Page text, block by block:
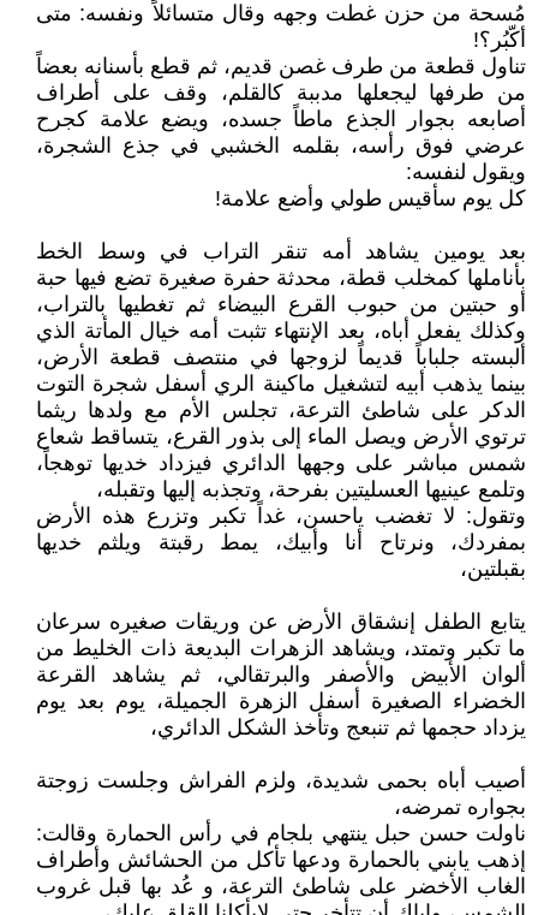
مُسحة من حزن غطت وجهه وقال متسائلاً ونفسه: متى
أكّبُر؟!
تناول قطعة من طرف غصن قديم، ثم قطع بأسنانه بعضاً
من طرفها ليجعلها مدببة كالقلم، وقف على أطراف
أصابعه بجوار الجذع ماطاً جسده، ويضع علامة كجرح
عرضي فوق رأسه، بقلمه الخشبي في جذع الشجرة،
ويقول لنفسه:
كل يوم سأقيس طولي وأضع علامة!
بعد يومين يشاهد أمه تنقر التراب في وسط الخط
بأناملها كمخلب قطة، محدثة حفرة صغيرة تضع فيها حبة
أو حبتين من حبوب القرع البيضاء ثم تغطيها بالتراب،
وكذلك يفعل أباه، بعد الإنتهاء تثبت أمه خيال المأتة الذي
ألبسته جلباباً قديماً لزوجها في منتصف قطعة الأرض،
بينما يذهب أبيه لتشغيل ماكينة الري أسفل شجرة التوت
الدكر على شاطئ الترعة، تجلس الأم مع ولدها ريثما
ترتوي الأرض ويصل الماء إلى بذور القرع، يتساقط شعاع
شمس مباشر على وجهها الدائري فيزداد خديها توهجاً،
وتلمع عينيها العسليتين بفرحة، وتجذبه إليها وتقبله،
وتقول: لا تغضب ياحسن، غداً تكبر وتزرع هذه الأرض
بمفردك، ونرتاح أنا وأبيك، يمط رقبتة ويلثم خديها
بقبلتين،
يتابع الطفل إنشقاق الأرض عن وريقات صغيره سرعان
ما تكبر وتمتد، ويشاهد الزهرات البديعة ذات الخليط من
ألوان الأبيض والأصفر والبرتقالي، ثم يشاهد القرعة
الخضراء الصغيرة أسفل الزهرة الجميلة، يوم بعد يوم
يزداد حجمها ثم تنبعج وتأخذ الشكل الدائري،
أصيب أباه بحمى شديدة، ولزم الفراش وجلست زوجتة
بجواره تمرضه،
ناولت حسن حبل ينتهي بلجام في رأس الحمارة وقالت:
إذهب يابني بالحمارة ودعها تأكل من الحشائش وأطراف
الغاب الأخضر على شاطئ الترعة، و عُد بها قبل غروب